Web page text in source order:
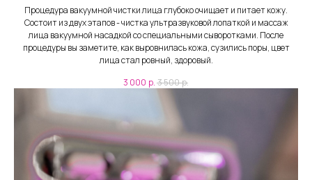
Процедура вакуумной чистки лица глубоко очищает и питает кожу.
Состоит из двух этапов - чистка ультразвуковой лопаткой и массаж
лица вакуумной насадкой со специальными сыворотками. После
процедуры вы заметите, как выровнилась кожа, сузились поры, цвет
лица стал ровный, здоровый.
3 000 р. 3 500р.